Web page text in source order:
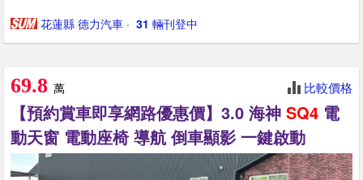
花蓮縣 德力汽車 · ‎ 31 輛刊登中
69.8 萬 比較價格
【預約賞車即享網路優惠價】3.0 海神 SQ4 電
動天窗 電動座椅 導航 倒車顯影 一鍵啟動